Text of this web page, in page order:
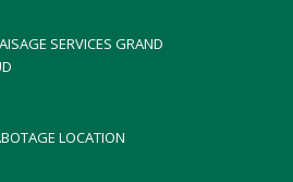
SERVICES GRAND
LOCATION